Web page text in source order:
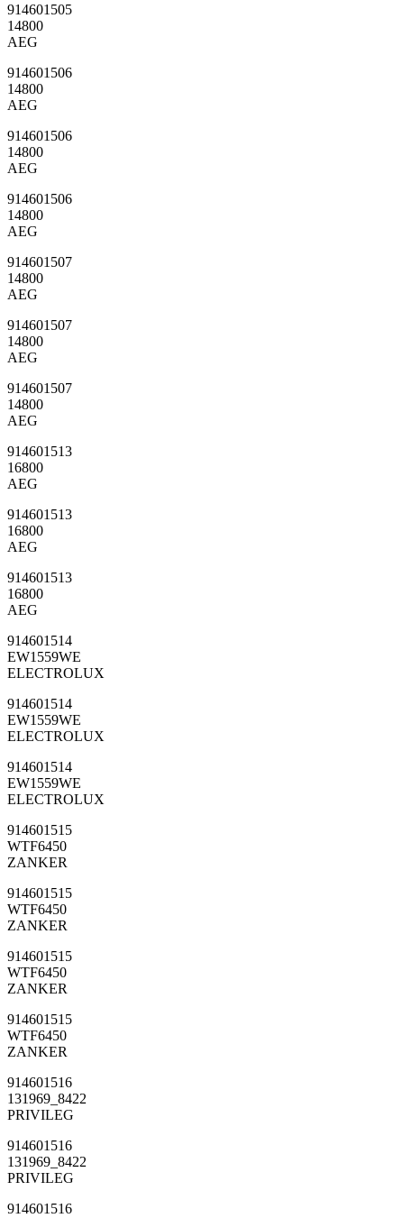
914601505
14800
AEG
914601506
14800
AEG
914601506
14800
AEG
914601506
14800
AEG
914601507
14800
AEG
914601507
14800
AEG
914601507
14800
AEG
914601513
16800
AEG
914601513
16800
AEG
914601513
16800
AEG
914601514
EW1559WE
ELECTROLUX
914601514
EW1559WE
ELECTROLUX
914601514
EW1559WE
ELECTROLUX
914601515
WTF6450
ZANKER
914601515
WTF6450
ZANKER
914601515
WTF6450
ZANKER
914601515
WTF6450
ZANKER
914601516
131969_8422
PRIVILEG
914601516
131969_8422
PRIVILEG
914601516